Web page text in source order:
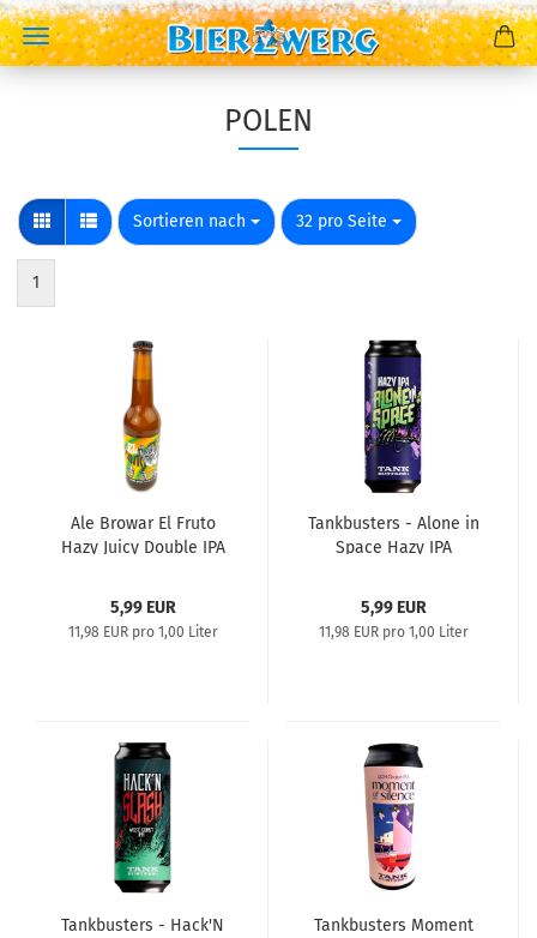
POLEN
Sortieren nach
Sortieren nach 32 pro Seite
pro Seite
1
Ale Browar El Fruto
Hazy Juicy Double IPA
5,99 EUR
11,98 EUR pro 1,00 Liter
Tankbusters - Alone in
Space Hazy IPA
5,99 EUR
11,98 EUR pro 1,00 Liter
Tankbusters - Hack'N
Tankbusters Moment